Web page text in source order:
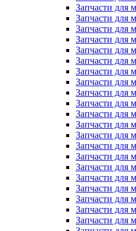
Запчасти для
Запчасти для
Запчасти для
Запчасти для
Запчасти для
Запчасти для
Запчасти для
Запчасти для
Запчасти для
Запчасти для
Запчасти для
Запчасти для
Запчасти для
Запчасти для
Запчасти для
Запчасти для
Запчасти для
Запчасти для
Запчасти для
Запчасти для
Запчасти для